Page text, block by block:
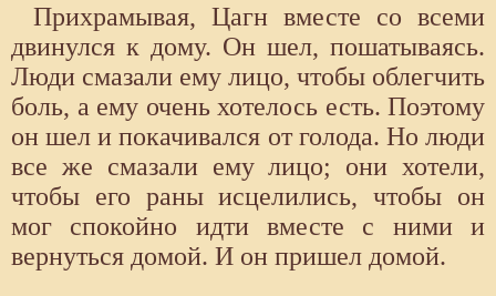
Прихрамывая, Цагн вместе со всеми
двинулся к дому. Он шел, пошатываясь.
Люди смазали ему лицо, чтобы облегчить
боль, а ему очень хотелось есть. Поэтому
он шел и покачивался от голода. Но люди
все же смазали ему лицо; они хотели,
чтобы его раны исцелились, чтобы он
мог спокойно идти вместе с ними и
вернуться домой. И он пришел домой.